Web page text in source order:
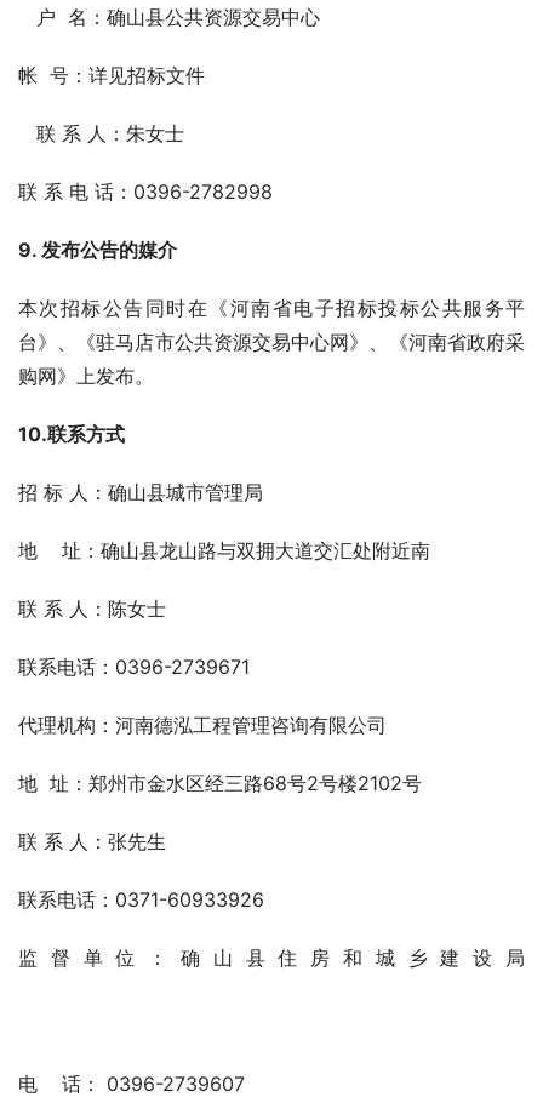
户  名：确山县公共资源交易中心
帐  号：详见招标文件
联 系 人：朱女士
联 系 电 话：0396-2782998
9. 发布公告的媒介
本次招标公告同时在《河南省电子招标投标公共服务平
台》、《驻马店市公共资源交易中心网》、《河南省政府采
购网》上发布。
10.联系方式
招 标 人：确山县城市管理局
地    址：确山县龙山路与双拥大道交汇处附近南
联 系 人：陈女士
联系电话：0396-2739671
代理机构：河南德泓工程管理咨询有限公司
地  址：郑州市金水区经三路68号2号楼2102号
联 系 人：张先生
联系电话：0371-60933926
监督单位：确山县住房和城乡建设局
电    话： 0396-2739607